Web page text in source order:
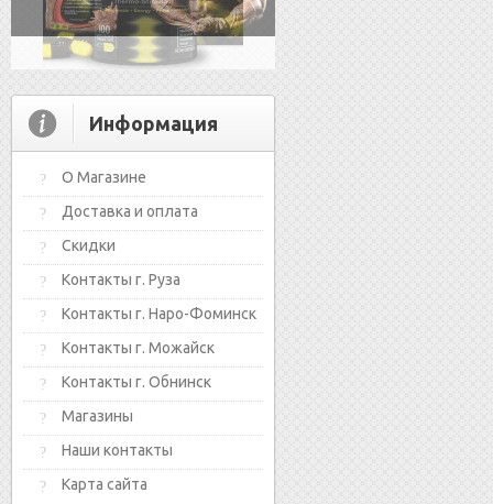
Информация
О Магазине
Доставка и оплата
Скидки
Контакты г. Руза
Контакты г. Наро-Фоминск
Контакты г. Можайск
Контакты г. Обнинск
Магазины
Наши контакты
Карта сайта